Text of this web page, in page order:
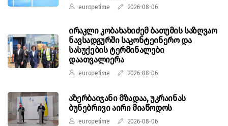
europetime 2026-08-06
ირაკლი კობახახიძემ ბათუმის საზღვაო
ნავსადგურში საკონტეინერო და
სასუქების ტერმინალები
დაათვალიერა
europetime 2026-08-06
აზერბაიჯანი მზადაა, უკრაინას
ბუნებრივი აირი მიაწოდოს
europetime 2026-08-06